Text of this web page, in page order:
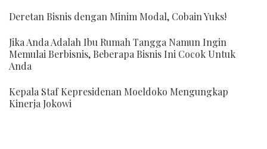
Deretan Bisnis dengan Minim Modal, Cobain Yuks!
Jika Anda Adalah Ibu Rumah Tangga Namun Ingin
Memulai Berbisnis, Beberapa Bisnis Ini Cocok Untuk
Anda
Kepala Staf Kepresidenan Moeldoko Mengungkap
Kinerja Jokowi